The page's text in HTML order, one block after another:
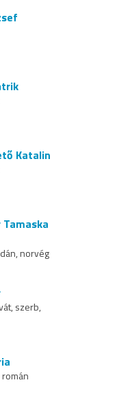
Katalin
norvég
szerb,